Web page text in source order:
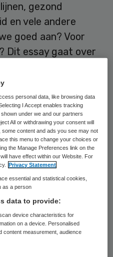
gezond
en vele andere
goed aan? Voor
Dit essay gaat over
signaleren we
van
meer ruimte te
Of het nou
in een
in de
stuk voor stuk
De vele
regels en
hun
personal data, like browsing data
I Accept enables tracking
under we and our partners
All or withdrawing your consent will
content and ads you see may not
this menu to change your choices or
the Manage Preferences link on the
have effect within our Website. For
Privacy Statement
essential and statistical cookies,
as a person
data to provide:
device characteristics for
on a device. Personalised
content measurement, audience